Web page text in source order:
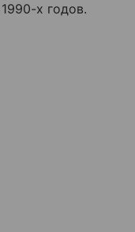
х годов.